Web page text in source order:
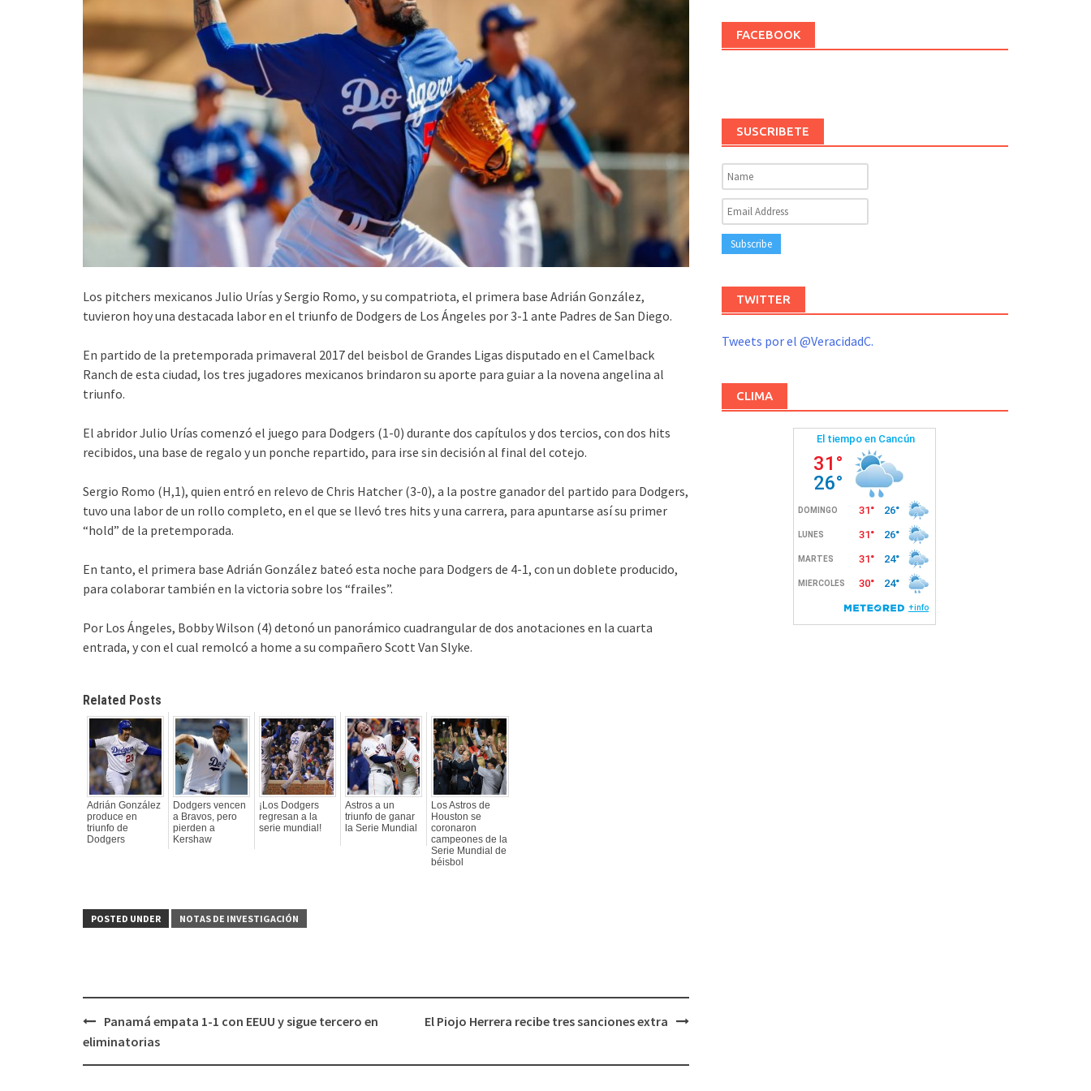
Los pitchers mexicanos Julio Urías y Sergio Romo, y su compatriota, el primera base Adrián González,
tuvieron hoy una destacada labor en el triunfo de Dodgers de Los Ángeles por 3-1 ante Padres de San Diego.
En partido de la pretemporada primaveral 2017 del beisbol de Grandes Ligas disputado en el Camelback
Ranch de esta ciudad, los tres jugadores mexicanos brindaron su aporte para guiar a la novena angelina al
triunfo.
El abridor Julio Urías comenzó el juego para Dodgers (1-0) durante dos capítulos y dos tercios, con dos hits
recibidos, una base de regalo y un ponche repartido, para irse sin decisión al final del cotejo.
Sergio Romo (H,1), quien entró en relevo de Chris Hatcher (3-0), a la postre ganador del partido para Dodgers,
tuvo una labor de un rollo completo, en el que se llevó tres hits y una carrera, para apuntarse así su primer
“hold” de la pretemporada.
En tanto, el primera base Adrián González bateó esta noche para Dodgers de 4-1, con un doblete producido,
para colaborar también en la victoria sobre los “frailes”.
Por Los Ángeles, Bobby Wilson (4) detonó un panorámico cuadrangular de dos anotaciones en la cuarta
entrada, y con el cual remolcó a home a su compañero Scott Van Slyke.
Related Posts
Adrián González
produce en
triunfo de
Dodgers
Dodgers vencen
a Bravos, pero
pierden a
Kershaw
¡Los Dodgers
regresan a la
serie mundial!
Astros a un
triunfo de ganar
la Serie Mundial
Los Astros de
Houston se
coronaron
campeones de la
Serie Mundial de
béisbol
POSTED UNDER NOTAS DE INVESTIGACIÓN
Post
Panamá empata 1-1 con EEUU y sigue tercero en
eliminatorias
El Piojo Herrera recibe tres sanciones extra
FACEBOOK
SUSCRIBETE
TWITTER
Tweets por el @VeracidadC.
CLIMA